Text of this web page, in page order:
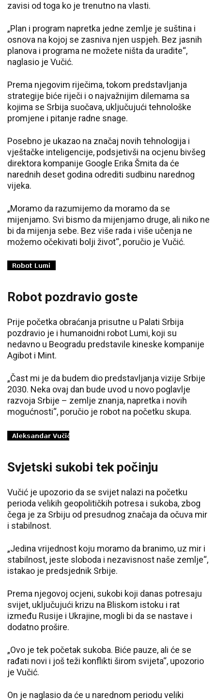
zavisi od toga ko je trenutno na vlasti.
„Plan i program napretka jedne zemlje je suština i
osnova na kojoj se zasniva njen uspjeh. Bez jasnih
planova i programa ne možete ništa da uradite“,
naglasio je Vučić.
Prema njegovim riječima, tokom predstavljanja
strategije biće riječi i o najvažnijim dilemama sa
kojima se Srbija suočava, uključujući tehnološke
promjene i pitanje radne snage.
Posebno je ukazao na značaj novih tehnologija i
vještačke inteligencije, podsjetivši na ocjenu bivšeg
direktora kompanije Google Erika Šmita da će
narednih deset godina odrediti sudbinu narednog
vijeka.
„Moramo da razumijemo da moramo da se
mijenjamo. Svi bismo da mijenjamo druge, ali niko ne
bi da mijenja sebe. Bez više rada i više učenja ne
možemo očekivati bolji život“, poručio je Vučić.
Robot pozdravio goste
Prije početka obraćanja prisutne u Palati Srbija
pozdravio je i humanoidni robot Lumi, koji su
nedavno u Beogradu predstavile kineske kompanije
Agibot i Mint.
„Čast mi je da budem dio predstavljanja vizije Srbije
2030. Neka ovaj dan bude uvod u novo poglavlje
razvoja Srbije – zemlje znanja, napretka i novih
mogućnosti“, poručio je robot na početku skupa.
Svjetski sukobi tek počinju
Vučić je upozorio da se svijet nalazi na početku
perioda velikih geopolitičkih potresa i sukoba, zbog
čega je za Srbiju od presudnog značaja da očuva mir
i stabilnost.
„Jedina vrijednost koju moramo da branimo, uz mir i
stabilnost, jeste sloboda i nezavisnost naše zemlje“,
istakao je predsjednik Srbije.
Prema njegovoj ocjeni, sukobi koji danas potresaju
svijet, uključujući krizu na Bliskom istoku i rat
između Rusije i Ukrajine, mogli bi da se nastave i
dodatno prošire.
„Ovo je tek početak sukoba. Biće pauze, ali će se
rađati novi i još teži konflikti širom svijeta“, upozorio
je Vučić.
On je naglasio da će u narednom periodu veliki